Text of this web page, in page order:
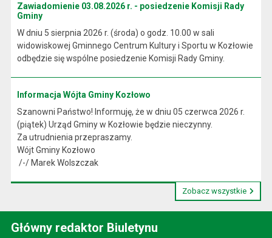
Zawiadomienie 03.08.2026 r. - posiedzenie Komisji Rady
Gminy
W dniu 5 sierpnia 2026 r. (środa) o godz. 10.00 w sali
widowiskowej Gminnego Centrum Kultury i Sportu w Kozłowie
odbędzie się wspólne posiedzenie Komisji Rady Gminy.
Informacja Wójta Gminy Kozłowo
Szanowni Państwo! Informuję, że w dniu 05 czerwca 2026 r.
(piątek) Urząd Gminy w Kozłowie będzie nieczynny.
Za utrudnienia przepraszamy.
Wójt Gminy Kozłowo
/-/ Marek Wolszczak
Zobacz wszystkie
Główny redaktor Biuletynu